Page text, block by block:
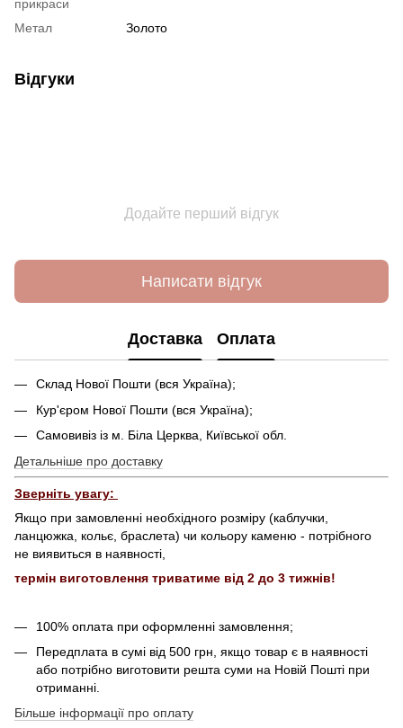
прикраси
Метал Золото
Відгуки
Додайте перший відгук
Написати відгук
Доставка Оплата
Склад Нової Пошти (вся Україна);
Кур'єром Нової Пошти (вся Україна);
Самовивіз із м. Біла Церква, Київської обл.
Детальніше про доставку
Зверніть увагу:
Якщо при замовленні необхідного розміру (каблучки,
ланцюжка, кольє, браслета) чи кольору каменю - потрібного
не виявиться в наявності,
термін виготовлення триватиме від 2 до 3 тижнів!
100% оплата при оформленні замовлення;
Передплата в сумі від 500 грн, якщо товар є в наявності
або потрібно виготовити решта суми на Новій Пошті при
отриманні.
Більше інформації про оплату